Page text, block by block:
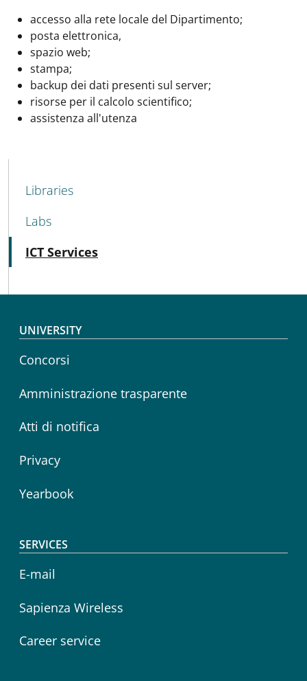
accesso alla rete locale del Dipartimento;
posta elettronica,
spazio web;
stampa;
backup dei dati presenti sul server;
risorse per il calcolo scientifico;
assistenza all'utenza
MENU CEV SECOND NAVIGATION
Libraries
Labs
ICT Services
Footer menu
UNIVERSITY
Concorsi
Amministrazione trasparente
Atti di notifica
Privacy
Yearbook
SERVICES
E-mail
Sapienza Wireless
Career service